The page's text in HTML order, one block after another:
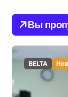
Вы
BELTA